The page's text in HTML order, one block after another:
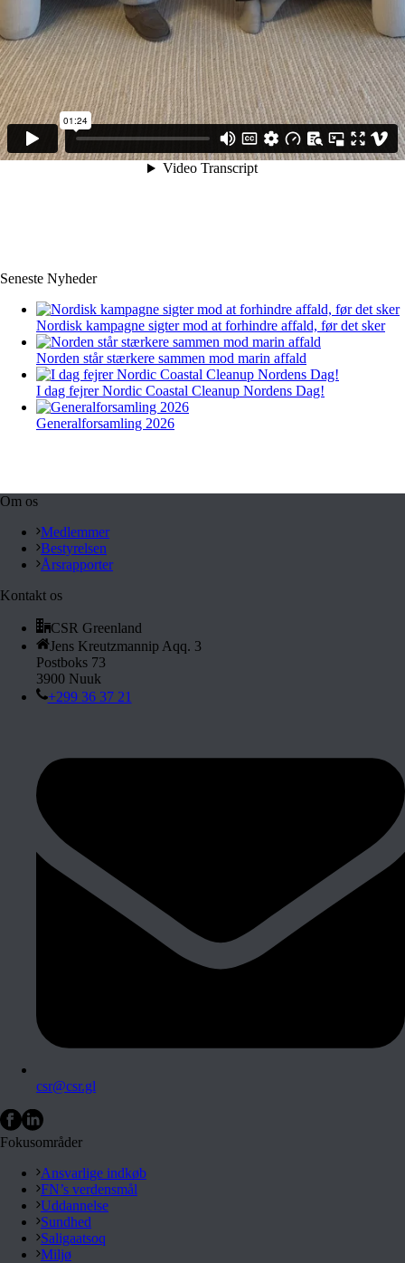
Seneste Nyheder
Nordisk kampagne sigter mod at forhindre affald, før det sker
Norden står stærkere sammen mod marin affald
I dag fejrer Nordic Coastal Cleanup Nordens Dag!
Generalforsamling 2026
Om os
Medlemmer
Bestyrelsen
Årsrapporter
Kontakt os
CSR Greenland
Jens Kreutzmannip Aqq. 3
Postboks 73
3900 Nuuk
+299 36 37 21
csr@csr.gl
Fokusområder
Ansvarlige indkøb
FN’s verdensmål
Uddannelse
Sundhed
Saligaatsoq
Miljø